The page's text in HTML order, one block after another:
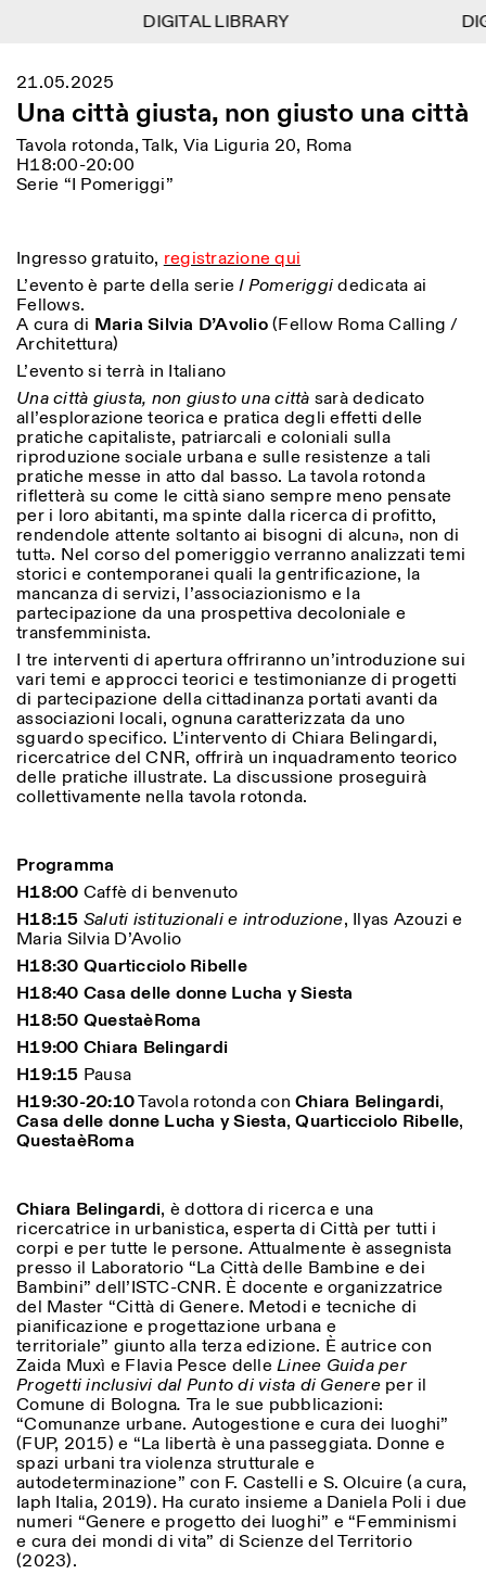
Menu
Lingua EN IT DE
FR
Calendario
Istituto Svizzero
Archivio
Blog
Organizzazione
Biblioteca
Jobs
Altre Attività
NEWSLETTER
Registrati alla nostra newsletter per ricevere
informazioni sui nostri eventi
Facebook Instagram Linkedin Vimeo
Privacy Policy
Information
ISTITUTO SVIZZERO
ROMA
Villa Maraini
Via Ludovisi 48
Trasporto pubblico:
l’Istituto Svizzero si trova
vicino alla metro A fermata
ORARI PORTINERIA:
LUN-VEN
ORARI MOSTRE:
Atlas Studios
Mercoledì/Venerdì: 14:30-
18:30
Giovedì: 14:30-20:00
Sabato/Domenica: 11:00-
18:30
VISITE GUIDATE:
Solo su prenotazione
(italiano, inglese)
Tariffa: 10€ per persona
Per prenotazioni:
Ingresso non consentito
agli animali
ISTITUTO SVIZZERO
MILANO
20121 Milano
+39 02 76 01 61 18
milano@istitutosvizzero.it
Lunedì/Venerdì: 11:00-
17:00
Giovedì: 11:00-20:00
Sabato: 14:00-18:00
Domenica chiuso
Filtri
Area di appartenenza
Reset
Arte
Roma
Tutte
Categoria
Reset
Antropologia
Architettura
Arte
Astrofisica
Book launch
Altre opzioni...
Durata (giorni)
1
> 1
21.05.2025
Una città giusta, non giusto una città
Tavola rotonda, Talk, Via Liguria 20, Roma
H18:00-20:00
Serie “I Pomeriggi”
Ingresso gratuito, registrazione qui
L’evento è parte della serieI Pomeriggidedicata ai
Fellows.
A cura di Maria Silvia D’Avolio(Fellow Roma Calling /
Architettura)
L’evento si terrà in Italiano
Una città giusta, non giusto una città sarà dedicato
all’esplorazione teorica e pratica degli effetti delle
pratiche capitaliste, patriarcali e coloniali sulla
riproduzione sociale urbana e sulle resistenze a tali
pratiche messe in atto dal basso. La tavola rotonda
rifletterà su come le città siano sempre meno pensate
per i loro abitanti, ma spinte dalla ricerca di profitto,
rendendole attente soltanto ai bisogni di alcunə, non di
tuttə. Nel corso del pomeriggio verranno analizzati temi
storici e contemporanei quali la gentrificazione, la
mancanza di servizi, l’associazionismo e la
partecipazione da una prospettiva decoloniale e
transfemminista.
I tre interventi di apertura offriranno un’introduzione sui
vari temi e approcci teorici e testimonianze di progetti
di partecipazione della cittadinanza portati avanti da
associazioni locali, ognuna caratterizzata da uno
sguardo specifico. L’intervento di Chiara Belingardi,
ricercatrice del CNR, offrirà un inquadramento teorico
delle pratiche illustrate. La discussione proseguirà
collettivamente nella tavola rotonda.
Programma
H18:00 Caffè di benvenuto
H18:15 Saluti istituzionali e introduzione, Ilyas Azouzi e
Maria Silvia D’Avolio
H18:30 Quarticciolo Ribelle
H18:40 Casa delle donne Lucha y Siesta
H18:50 QuestaèRoma
H19:00 Chiara Belingardi
H19:15 Pausa
H19:30-20:10Tavola rotonda con Chiara Belingardi,
Casa delle donne Lucha y Siesta,Quarticciolo Ribelle,
QuestaèRoma
Chiara Belingardi, è dottora di ricerca e una
ricercatrice in urbanistica, esperta di Città per tutti i
corpi e per tutte le persone. Attualmente è assegnista
presso il Laboratorio “La Città delle Bambine e dei
Bambini” dell’ISTC-CNR. È docente e organizzatrice
del Master “Città di Genere. Metodi e tecniche di
pianificazione e progettazione urbana e
territoriale” giunto alla terza edizione. È autrice con
Zaida Muxì e Flavia Pesce delle Linee Guida per
Progetti inclusivi dal Punto di vista di Genere per il
Comune di Bologna. Tra le sue pubblicazioni:
“Comunanze urbane. Autogestione e cura dei luoghi”
(FUP, 2015) e “La libertà è una passeggiata. Donne e
spazi urbani tra violenza strutturale e
autodeterminazione” con F. Castelli e S. Olcuire (a cura,
Iaph Italia, 2019). Ha curato insieme a Daniela Poli i due
numeri “Genere e progetto dei luoghi” e “Femminismi
e cura dei mondi di vita” di Scienze del Territorio
(2023).
DIGITAL LIBRARY
DIGITAL LIBRARY